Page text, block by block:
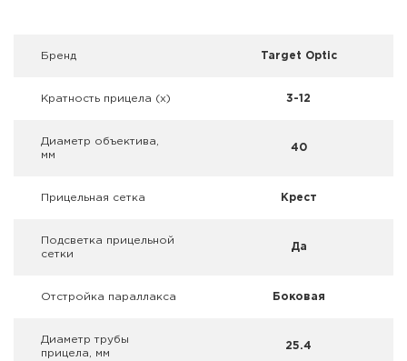
Дартс
Аксессуары
Комплекты
Брeнд Target Optic
Кратность прицела (х) 3-12
Диаметр объектива,
мм
40
Прицельная сетка Крест
Подсветка прицельной
сетки
Да
Отстройка параллакса Боковая
Диаметр трубы
прицела, мм
25.4